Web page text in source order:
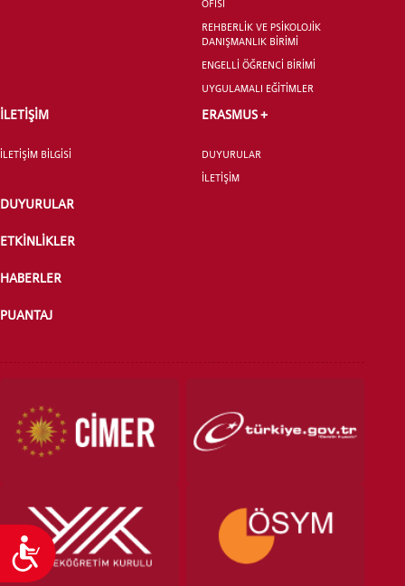
Ulaşılabilirlik
LİSANSÜSTÜ EĞİTİM ENSTİTÜSÜ
ÖNLİSANS ve
OFİSİ
REHBERLİK VE PSİKOLOJİK
DANIŞMANLIK BİRİMİ
ENGELLİ ÖĞRENCİ BİRİMİ
UYGULAMALI EĞİTİMLER
İLETİŞİM
İLETİŞİM BİLGİSİ
ERASMUS +
DUYURULAR
İLETİŞİM
DUYURULAR
ETKİNLİKLER
HABERLER
PUANTAJ